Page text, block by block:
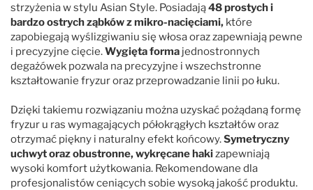
strzyżenia w stylu Asian Style. Posiadają48 prostych i
bardzo ostrych ząbków z mikro-nacięciami, które
zapobiegają wyślizgiwaniu się włosa oraz zapewniają pewne
i precyzyjne cięcie.Wygięta forma jednostronnych
degażówek pozwala na precyzyjne i wszechstronne
kształtowanie fryzur oraz przeprowadzanie linii po łuku.
Dzięki takiemu rozwiązaniu można uzyskać pożądaną formę
fryzur u ras wymagających półokrągłych kształtów oraz
otrzymać piękny i naturalny efekt końcowy.Symetryczny
uchwyt oraz obustronne, wykręcane hakizapewniają
wysoki komfort użytkowania. Rekomendowane dla
profesjonalistów ceniących sobie wysoką jakość produktu.